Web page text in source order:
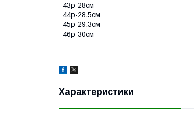
43р-28см
44р-28.5см
45р-29.3см
46р-30см
Характеристики